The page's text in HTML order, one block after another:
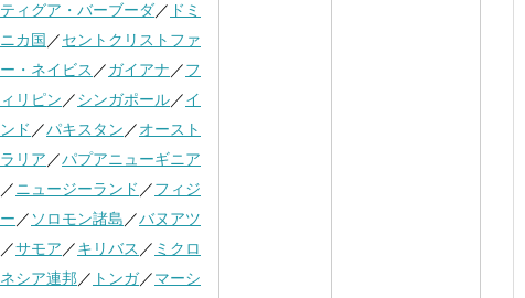
ティグア・バーブーダ／ ドミ
ニカ国 ／セントクリストファ
ー・ネイビス ／ガイアナ ／フ
ィリピン ／シンガポール／イ
ンド ／パキスタン ／オースト
ラリア ／パプアニューギニア
／ニュージーランド ／フィジ
ー ／ ソロモン諸島 ／バヌアツ
／サモア ／キリバス ／ ミクロ
ネシア連邦／ トンガ／マーシ